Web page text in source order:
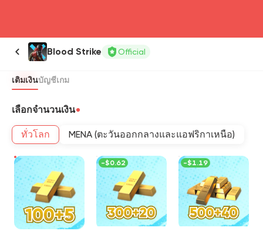
Blood Strike Official
เติมเงินบัญชีเกม
เลือกจำนวนเงิน
ทั่วโลก MENA (ตะวันออกกลางและแอฟริกาเหนือ)
-$0.62 -$1.19